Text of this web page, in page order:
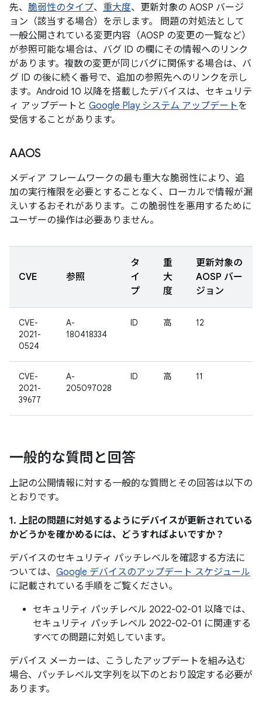
先、 脆弱性のタイプ、 重大度、更新対象の AOSP バージ
ョン（該当する場合）を示します。 問題の対処法として
一般公開されている変更内容（AOSP の変更の一覧など）
が参照可能な場合は、バグ ID の欄にその情報へのリンク
があります。複数の変更が同じバグに関係する場合は、バ
グ ID の後に続く番号で、追加の参照先へのリンクを示し
ます。Android 10 以降を搭載したデバイスは、セキュリテ
ィ アップデートと Google Play システム アップデートを
受信することがあります。
AAOS
メディア フレームワークの最も重大な脆弱性により、追
加の実行権限を必要とすることなく、ローカルで情報が漏
えいするおそれがあります。この脆弱性を悪用するために
ユーザーの操作は必要ありません。
CVE 参照
タ
イ
プ
重
大
度
更新対象の
AOSP バー
ジョン
CVE-
2021-
0524
A-
180418334
ID 高 12
CVE-
2021-
39677
A-
205097028
ID 高 11
一般的な質問と回答
上記の公開情報に対する一般的な質問とその回答は以下の
とおりです。
1. 上記の問題に対処するようにデバイスが更新されている
かどうかを確かめるには、どうすればよいですか？
デバイスのセキュリティ パッチレベルを確認する方法に
ついては、 Google デバイスのアップデート スケジュール
に記載されている手順をご覧ください。
セキュリティ パッチレベル 2022-02-01 以降では、
セキュリティ パッチレベル 2022-02-01 に関連する
すべての問題に対処しています。
デバイス メーカーは、こうしたアップデートを組み込む
場合、パッチレベル文字列を以下のとおり設定する必要が
あります。